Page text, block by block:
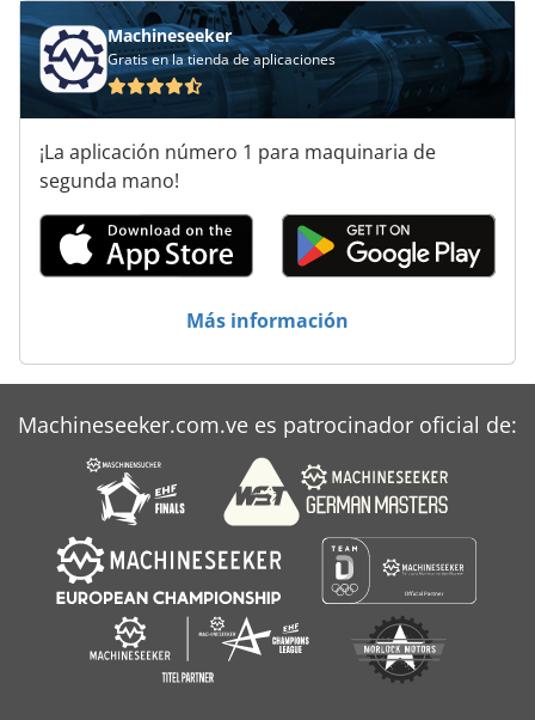
Máquina De Materia Textil
Máquina De Orden
Máquina De Recolección
Máquina De Soldadura
Prensa De Estampado
Que Forma La Máquina
Sistema De Extracción De
Machineseeker
Gratis en la tienda de aplicaciones
¡La aplicación número 1 para maquinaria de
segunda mano!
Más información
Machineseeker.com.ve es patrocinador oficial de: